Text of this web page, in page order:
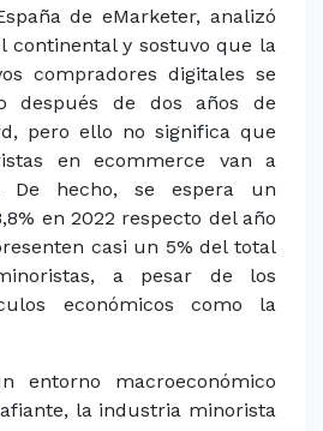
de eMarketer, analizó
continental y sostuvo que la
compradores digitales se
después de dos años de
pero ello no significa que
en ecommerce van a
De hecho, se espera un
en 2022 respecto del año
casi un 5% del total
a pesar de los
económicos como la
entorno macroeconómico
la industria minorista